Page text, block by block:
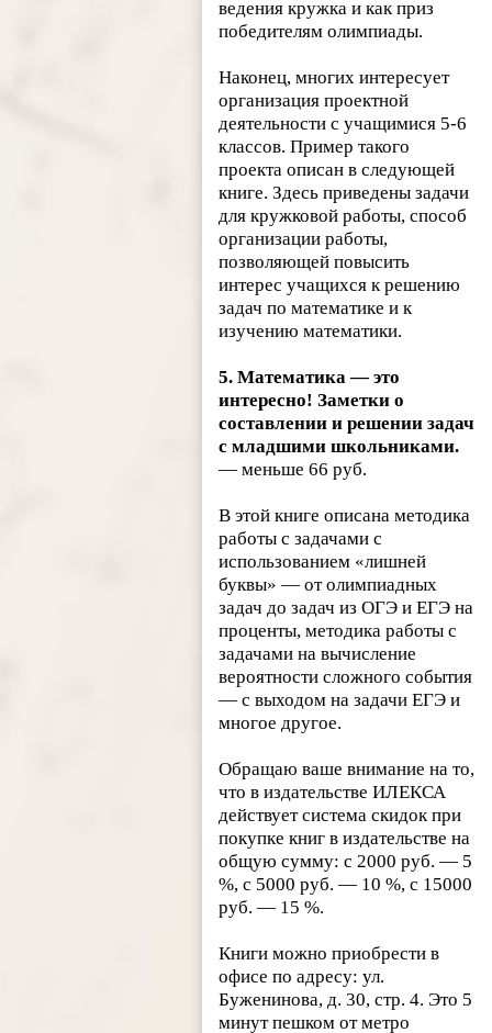
ведения кружка и как приз
победителям олимпиады.
Наконец, многих интересует
организация проектной
деятельности с учащимися 5-6
классов. Пример такого
проекта описан в следующей
книге. Здесь приведены задачи
для кружковой работы, способ
организации работы,
позволяющей повысить
интерес учащихся к решению
задач по математике и к
изучению математики.
5. Математика — это
интересно! Заметки о
составлении и решении задач
с младшими школьниками.
— меньше 66 руб.
В этой книге описана методика
работы с задачами с
использованием «лишней
буквы» — от олимпиадных
задач до задач из ОГЭ и ЕГЭ на
проценты, методика работы с
задачами на вычисление
вероятности сложного события
— с выходом на задачи ЕГЭ и
многое другое.
Обращаю ваше внимание на то,
что в издательстве ИЛЕКСА
действует система скидок при
покупке книг в издательстве на
общую сумму: с 2000 руб. — 5
%, с 5000 руб. — 10 %, с 15000
руб. — 15 %.
Книги можно приобрести в
офисе по адресу: ул.
Буженинова, д. 30, стр. 4. Это 5
минут пешком от метро